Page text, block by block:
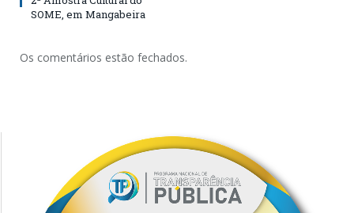
SOME, em Mangabeira
Os comentários estão fechados.